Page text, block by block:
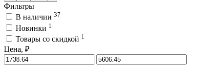
Фильтры
В наличии 37
Новинки 1
Товары со скидкой 1
Цена, ₽